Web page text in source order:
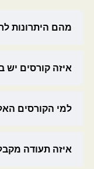
מהם היתרונות
איזה קורסים יש
למי הקורסים
איזה תעודה